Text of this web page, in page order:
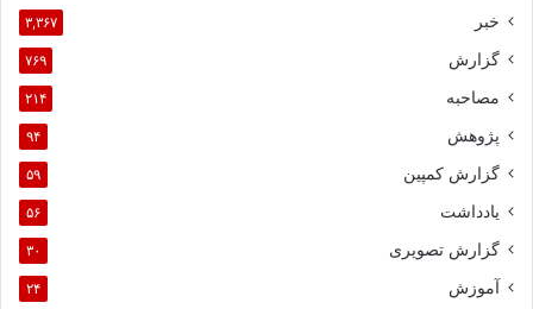
خبر ۳,۳۶۷
گزارش ۷۶۹
مصاحبه ۲۱۴
پژوهش ۹۴
گزارش کمپین ۵۹
یادداشت ۵۶
گزارش تصویری ۳۰
آموزش ۲۴